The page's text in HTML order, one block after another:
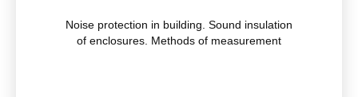
Noise protection in building. Sound insulation
of enclosures. Methods of measurement